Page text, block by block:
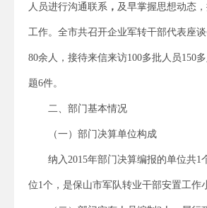
人员进行沟通联系 ， 及早掌握思想动态
工作。全市共召开企业军转干部代表座
80余人，接待来信来访100多批人员150
题6件。
二、部门基本情况
（一）部门决算单位构成
纳入2015年部门决算编报的单位共1
位1个，是保山市军队转业干部安置工作